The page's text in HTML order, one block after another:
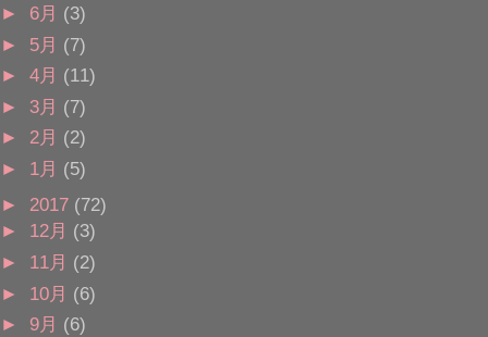
► 6月 (3)
► 5月 (7)
► 4月 (11)
► 3月 (7)
► 2月 (2)
► 1月 (5)
► 2017 (72)
► 12月 (3)
► 11月 (2)
► 10月 (6)
► 9月 (6)